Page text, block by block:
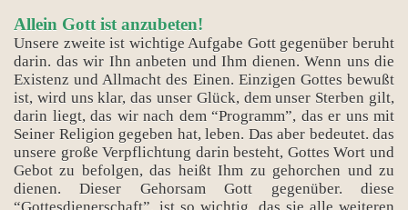
Allein Gott ist anzubeten!
Unsere zweite ist wichtige Aufgabe Gott gegenüber beruht
darin. das wir Ihn anbeten und Ihm dienen. Wenn uns die
Existenz und Allmacht des Einen. Einzigen Gottes bewußt
ist, wird uns klar, das unser Glück, dem unser Sterben gilt,
darin liegt, das wir nach dem “Programm”, das er uns mit
Seiner Religion gegeben hat, leben. Das aber bedeutet. das
unsere große Verpflichtung darin besteht, Gottes Wort und
Gebot zu befolgen, das heißt Ihm zu gehorchen und zu
dienen. Dieser Gehorsam Gott gegenüber. diese